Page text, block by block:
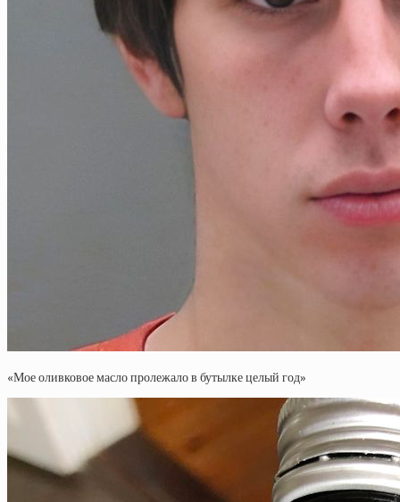
«Мое оливковое масло пролежало в бутылке целый год»